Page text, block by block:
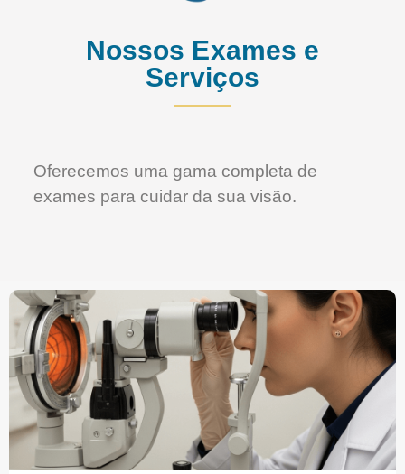
Nossos Exames e
Serviços
Oferecemos uma gama completa de
exames para cuidar da sua visão.